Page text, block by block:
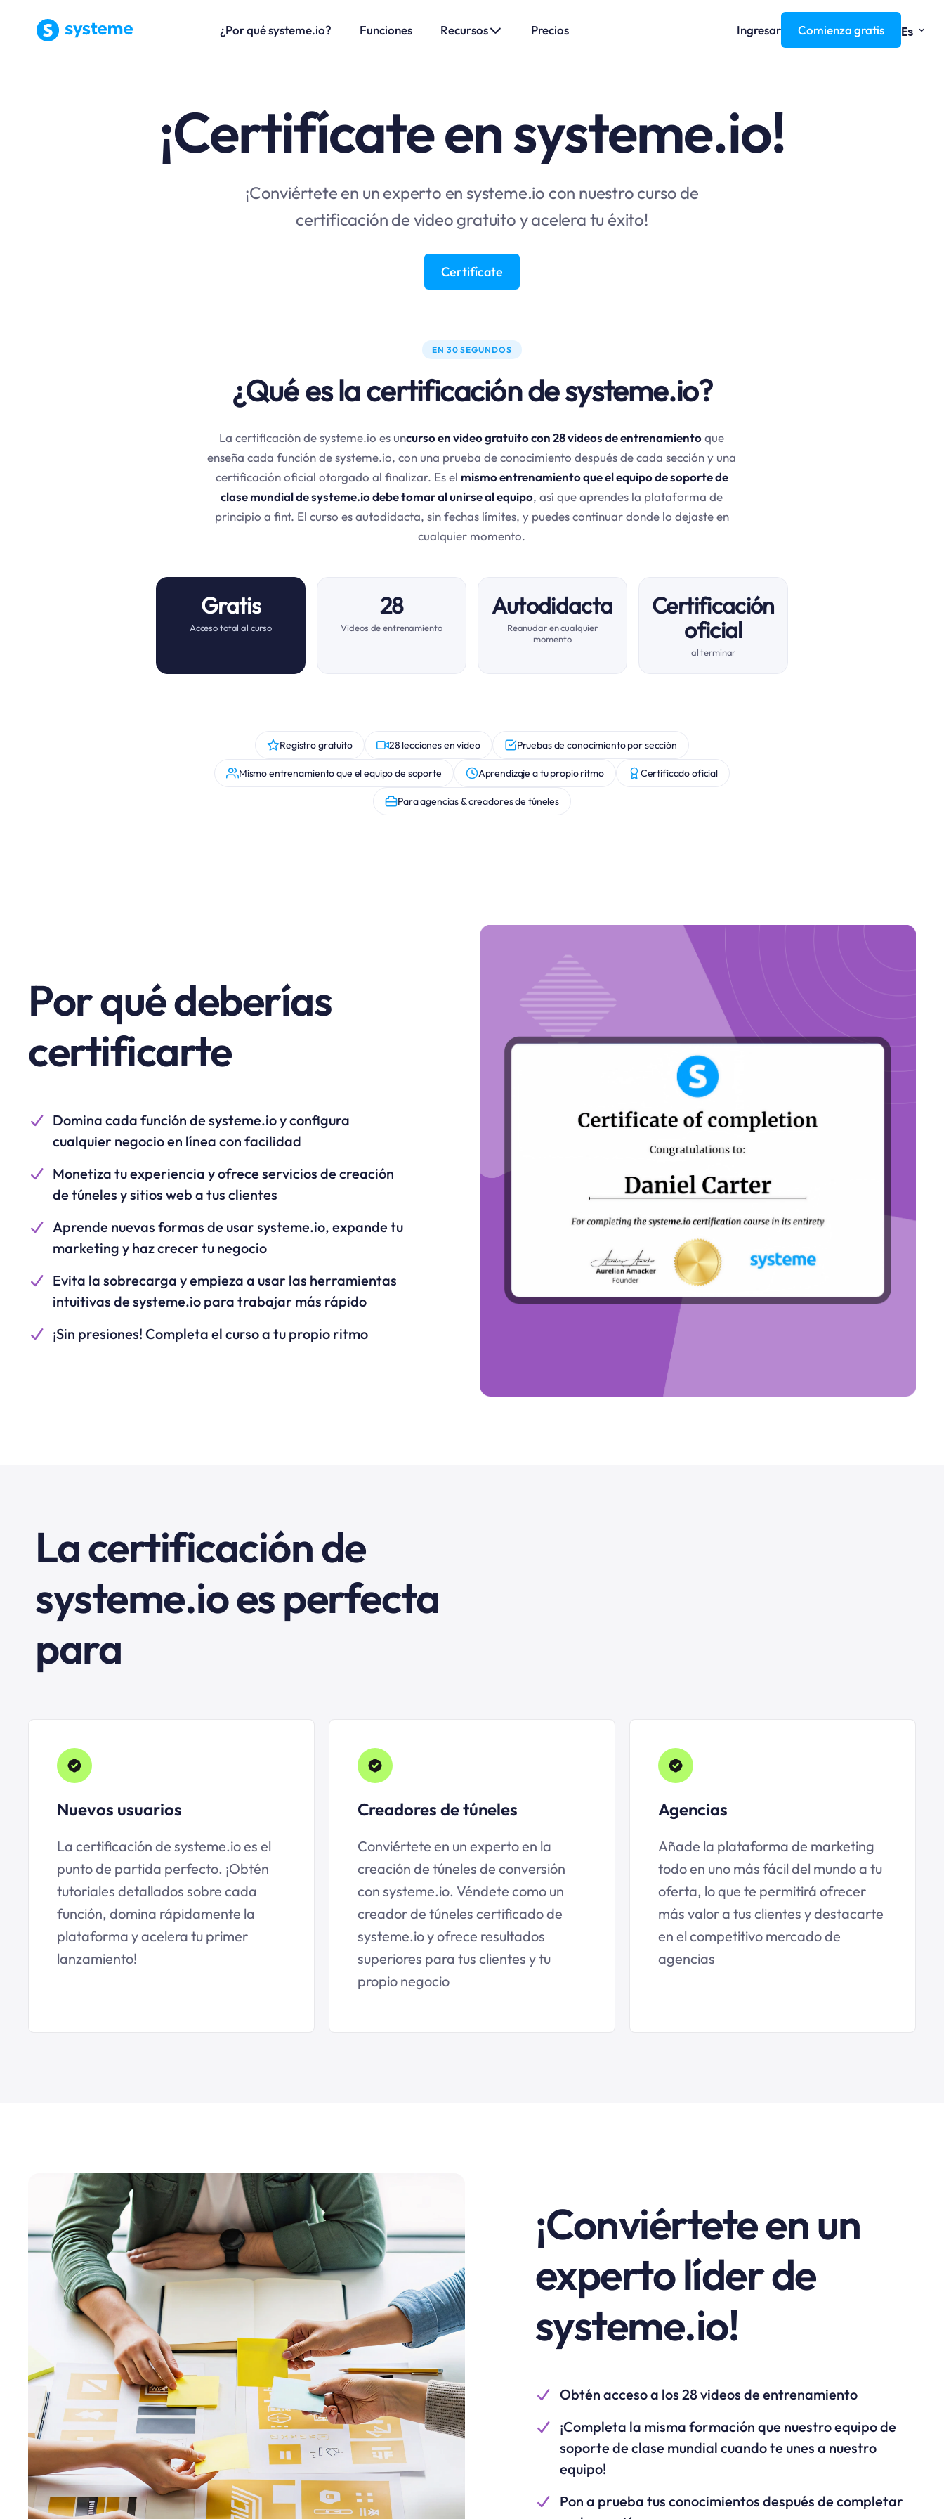
¿Por qué systeme.io? Funciones Recursos Precios Ingresar Comienza gratis Es ⌄
¡Certifícate en systeme.io!
¡Conviértete en un experto en systeme.io con nuestro curso de
certificación de video gratuito y acelera tu éxito!
Certifícate
EN 30 SEGUNDOS
¿Qué es la certificación de systeme.io?
La certificación de systeme.io es uncurso en video gratuito con 28 videos de entrenamientoque
enseña cada función de systeme.io, con una prueba de conocimiento después de cada sección y una
certificación oficial otorgado al finalizar. Es el mismo entrenamiento que el equipo de soporte de
clase mundial de systeme.io debe tomar al unirse al equipo, así que aprendes la plataforma de
principio a fint. El curso es autodidacta, sin fechas límites, y puedes continuar donde lo dejaste en
cualquier momento.
Gratis
Acceso total al curso
28
Videos de entrenamiento
Autodidacta
Reanudar en cualquier
momento
Certificación
oficial
al terminar
Registro gratuito 28 lecciones en video Pruebas de conocimiento por sección
Mismo entrenamiento que el equipo de soporte Aprendizaje a tu propio ritmo Certificado oficial
Para agencias & creadores de túneles
Por qué deberías
certificarte
Domina cada función de systeme.io y configura
cualquier negocio en línea con facilidad
Monetiza tu experiencia y ofrece servicios de creación
de túneles y sitios web a tus clientes
Aprende nuevas formas de usar systeme.io, expande tu
marketing y haz crecer tu negocio
Evita la sobrecarga y empieza a usar las herramientas
intuitivas de systeme.io para trabajar más rápido
¡Sin presiones! Completa el curso a tu propio ritmo
La certificación de
systeme.io es perfecta
para
Nuevos usuarios
La certificación de systeme.io es el
punto de partida perfecto. ¡Obtén
tutoriales detallados sobre cada
función, domina rápidamente la
plataforma y acelera tu primer
lanzamiento!
Creadores de túneles
Conviértete en un experto en la
creación de túneles de conversión
con systeme.io. Véndete como un
creador de túneles certificado de
systeme.io y ofrece resultados
superiores para tus clientes y tu
propio negocio
Agencias
Añade la plataforma de marketing
todo en uno más fácil del mundo a tu
oferta, lo que te permitirá ofrecer
más valor a tus clientes y destacarte
en el competitivo mercado de
agencias
¡Conviértete en un
experto líder de
systeme.io!
Obtén acceso a los 28 videos de entrenamiento
¡Completa la misma formación que nuestro equipo de
soporte de clase mundial cuando te unes a nuestro
equipo!
Pon a prueba tus conocimientos después de completar